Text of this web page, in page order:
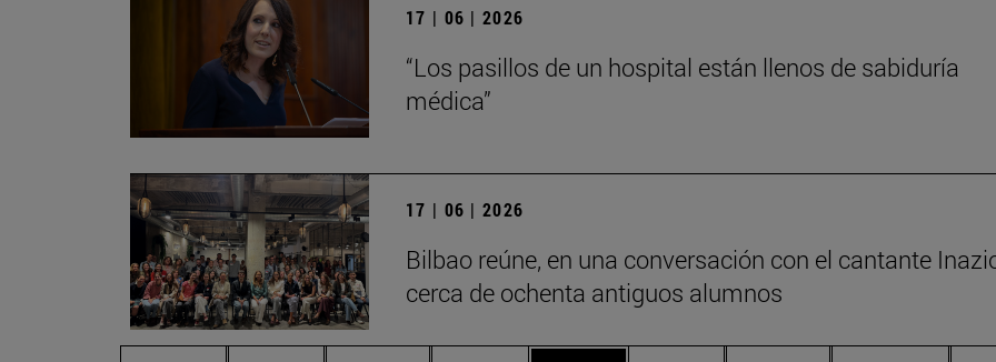
17 | 06 | 2026
“Los pasillos de un hospital están llenos de sabiduría
médica”
17 | 06 | 2026
Bilbao reúne, en una conversación con el cantante
cerca de ochenta antiguos alumnos